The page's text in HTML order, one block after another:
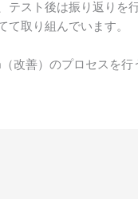
スト後は振り返り
取り組んでいます。
改善）のプロセスを